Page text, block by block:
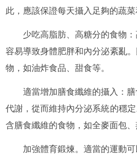
此，應該保證每天攝入足夠的蔬菜
少吃高脂肪、高糖分的食物
容易導致身體肥胖和內分泌紊亂
物，如油炸食品、甜食等。
適當增加膳食纖維的攝入：
代謝，從而維持內分泌系統的穩
含膳食纖維的食物，如全麥面包、
加強體育鍛煉。適當的運動